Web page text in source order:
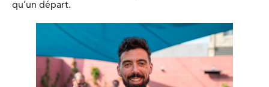
qu’un départ.